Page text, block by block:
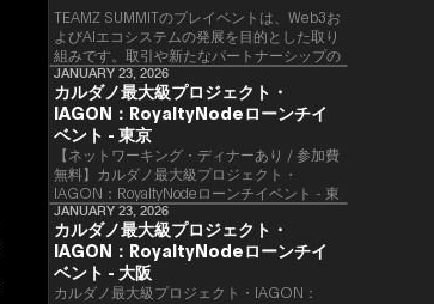
る、特別な2日間となります。このたび、公
式アジェンダが公開されました。（※登壇者
のスケジュール等の都合により、開催までに
内容が変更となる可能性があります。）
TEAMZ SUMMITのプレイベントは、Web3お
よびAIエコシステムの発展を目的とした取り
組みです。​取引や新たなパートナーシップの
90％以上が対面で生まれることから、
TEAMZでは本イベント前に定員制の交流会
を開催し、リラックスした雰囲気の中で質の
高いネットワーキングを促進しています。
JANUARY 23, 2026
カルダノ最大級プロジェクト・
IAGON：RoyaltyNodeローンチイ
ベント - 東京
【ネットワーキング・ディナーあり / 参加費
無料】カルダノ最大級プロジェクト・
IAGON：RoyaltyNodeローンチイベント - 東
京
JANUARY 23, 2026
カルダノ最大級プロジェクト・
IAGON：RoyaltyNodeローンチイ
ベント - 大阪
​カルダノ最大級プロジェクト・IAGON：